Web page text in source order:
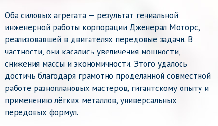
Оба силовых агрегата — результат гениальной
инженерной работы корпорации Дженерал Моторс,
реализовавшей в двигателях передовые задачи. В
частности, они касались увеличения мощности,
снижения массы и экономичности. Этого удалось
достичь благодаря грамотно проделанной совместной
работе разноплановых мастеров, гигантскому опыту и
применению лёгких металлов, универсальных
передовых формул.